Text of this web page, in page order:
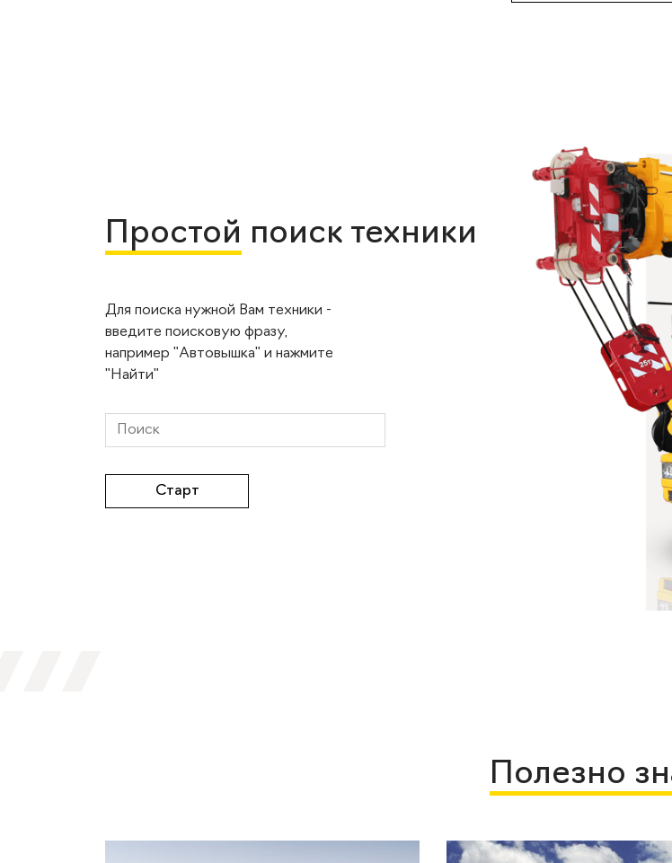
Простой поиск техники
Для поиска нужной Вам техники -
введите поисковую фразу,
например "Автовышка" и нажмите
"Найти"
Полезно